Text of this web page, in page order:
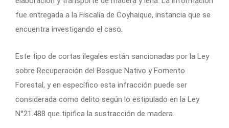
fue entregada a la Fiscalía de Coyhaique, instancia que se
encuentra investigando el caso.
Este tipo de cortas ilegales están sancionadas por la Ley
sobre Recuperación del Bosque Nativo y Fomento
Forestal, y en específico esta infracción puede ser
considerada como delito según lo estipulado en la Ley
N°21.488 que tipifica la sustracción de madera.